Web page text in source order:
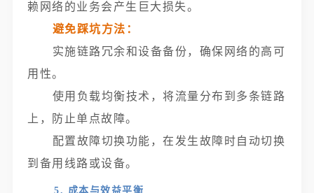
赖网络的业务会产生巨大损失。
避免踩坑方法：
实施链路冗余和设备备份，确保网络的高可
用性。
使用负载均衡技术，将流量分布到多条链路
上，防止单点故障。
配置故障切换功能，在发生故障时自动切换
到备用线路或设备。
5. 成本与效益平衡